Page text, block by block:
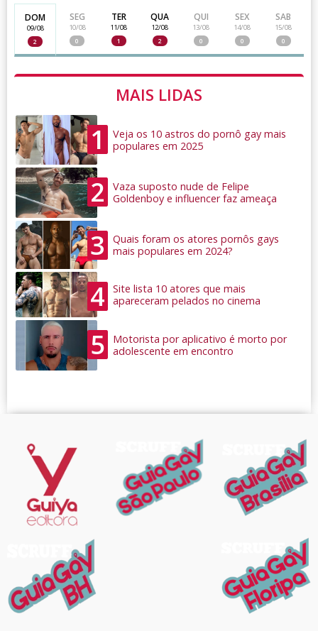
DOM
09/08
2
SEG
10/08
0
TER
11/08
1
QUA
12/08
2
QUI
13/08
0
SEX
14/08
0
SAB
15/08
0
MAIS LIDAS
1
Veja os 10 astros do pornô gay mais
populares em 2025
2
Vaza suposto nude de Felipe
Goldenboy e influencer faz ameaça
3
Quais foram os atores pornôs gays
mais populares em 2024?
4
Site lista 10 atores que mais
apareceram pelados no cinema
5
Motorista por aplicativo é morto por
adolescente em encontro